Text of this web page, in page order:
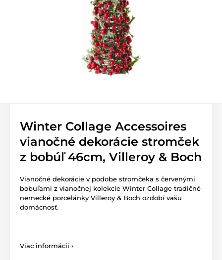
Winter Collage Accessoires
vianočné dekorácie stromček
z bobúľ 46cm, Villeroy & Boch
Vianočné dekorácie v podobe stromčeka s červenými
bobuľami z vianočnej kolekcie Winter Collage tradičné
nemecké porcelánky Villeroy & Boch ozdobí vašu
domácnosť.
Viac informácií ›